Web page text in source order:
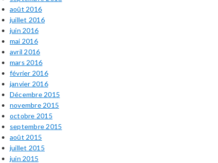
août 2016
juillet 2016
juin 2016
mai 2016
avril 2016
mars 2016
février 2016
janvier 2016
Décembre 2015
novembre 2015
octobre 2015
septembre 2015
août 2015
juillet 2015
juin 2015